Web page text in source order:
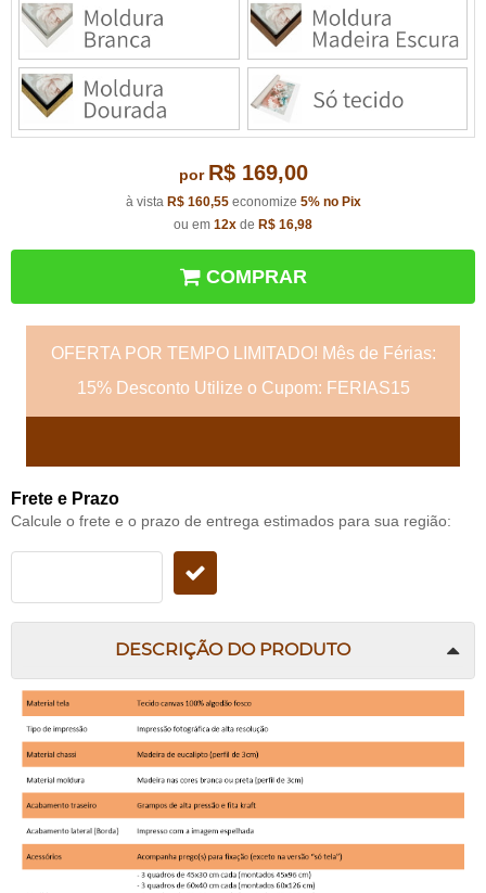
por R$ 169,00
à vista R$ 160,55economize 5% no Pix
ou em 12x de R$ 16,98
COMPRAR
OFERTA POR TEMPO LIMITADO! Mês de Férias:
15% Desconto Utilize o Cupom: FERIAS15
Frete e Prazo
Calcule o frete e o prazo de entrega estimados para sua região:
DESCRIÇÃO DO PRODUTO